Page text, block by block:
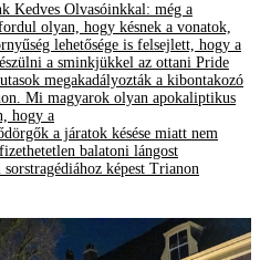
Kedves Olvasóinkkal: még a
olyan, hogy késnek a vonatok,
lehetősége is felsejlett, hogy a
a sminkjükkel az ottani Pride
megakadályozták a kibontakozó
Mi magyarok olyan apokaliptikus
hogy a
a járatok késése miatt nem
balatoni lángost
képest Trianon